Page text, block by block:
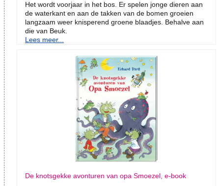
Het wordt voorjaar in het bos. Er spelen jonge dieren aan
de waterkant en aan de takken van de bomen groeien
langzaam weer knisperend groene blaadjes. Behalve aan
die van Beuk.
Lees meer...
De knotsgekke avonturen van opa Smoezel, e-book